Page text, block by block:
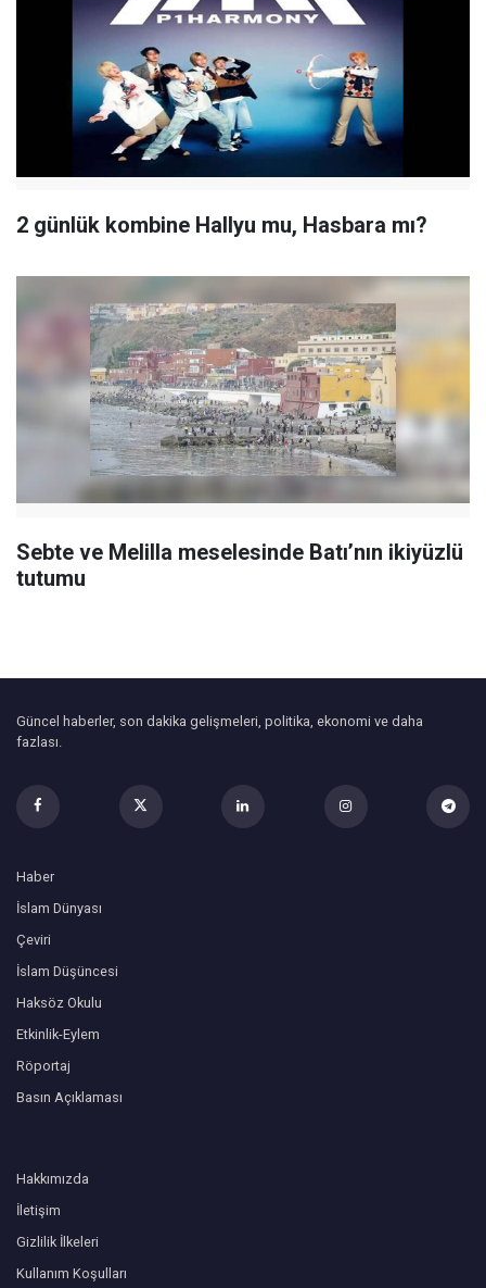
2 günlük kombine Hallyu mu, Hasbara mı?
Sebte ve Melilla meselesinde Batı’nın ikiyüzlü
tutumu
Güncel haberler, son dakika gelişmeleri, politika, ekonomi ve daha
fazlası.
Haber
İslam Dünyası
Çeviri
İslam Düşüncesi
Haksöz Okulu
Etkinlik-Eylem
Röportaj
Basın Açıklaması
Hakkımızda
İletişim
Gizlilik İlkeleri
Kullanım Koşulları